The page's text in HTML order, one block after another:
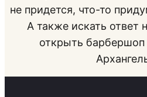
не придется, что-то
А также искать ответ
открыть